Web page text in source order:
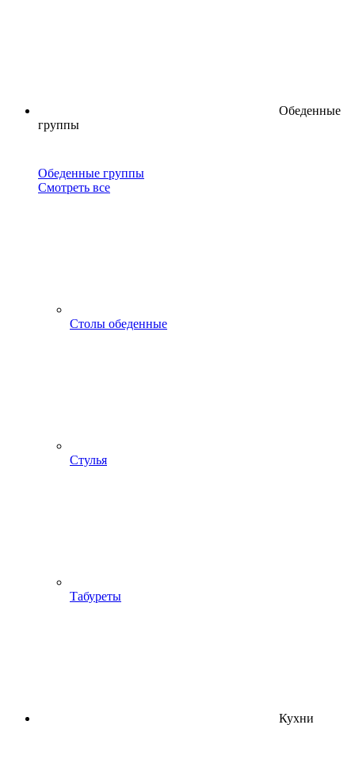
Обеденные
группы
Обеденные группы
Смотреть все
Столы обеденные
Стулья
Табуреты
Кухни